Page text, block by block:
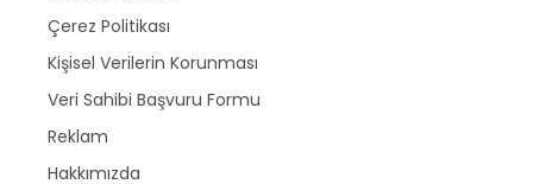
Çerez Politikası
Kişisel Verilerin Korunması
Veri Sahibi Başvuru Formu
Reklam
Hakkımızda